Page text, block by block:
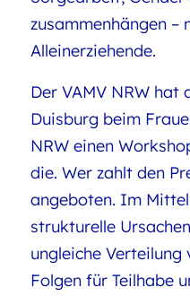
zusammenhängen –
Alleinerziehende.
Der VAMV NRW hat
Duisburg beim
NRW einen
die. Wer zahlt den
angeboten. Im
strukturelle
ungleiche
Folgen für Teilhabe